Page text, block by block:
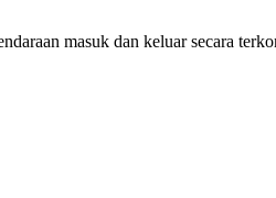
masuk dan keluar secara